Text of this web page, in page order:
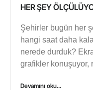
HER ŞEY
Şehirler bugün her
hangi saat daha
nerede durduk?
grafikler konuşuyor,
Devamını oku...